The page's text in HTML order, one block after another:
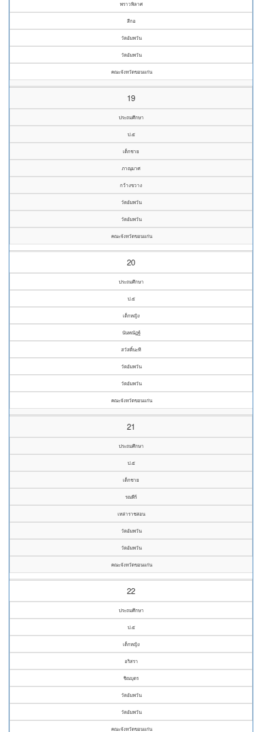
พราวพิลาศ
สีกอ
วัดอัมพวัน
วัดอัมพวัน
คณะจังหวัดขอนแก่น
19
ประถมศึกษา
ป.๕
เด็กชาย
ภาณุมาศ
กว้างขวาง
วัดอัมพวัน
วัดอัมพวัน
คณะจังหวัดขอนแก่น
20
ประถมศึกษา
ป.๕
เด็กหญิง
นันทณัฏฐ์
สวัสดิ์นะที
วัดอัมพวัน
วัดอัมพวัน
คณะจังหวัดขอนแก่น
21
ประถมศึกษา
ป.๕
เด็กชาย
รณพีร์
เหล่าราชสอน
วัดอัมพวัน
วัดอัมพวัน
คณะจังหวัดขอนแก่น
22
ประถมศึกษา
ป.๕
เด็กหญิง
อริสรา
ชิณบุตร
วัดอัมพวัน
วัดอัมพวัน
คณะจังหวัดขอนแก่น